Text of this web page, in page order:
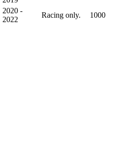
2020 -
2022
Racing only.
1000